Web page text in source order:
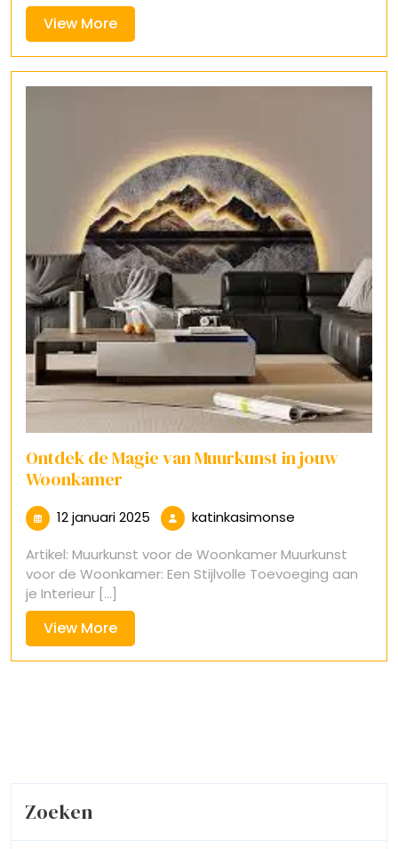
View MoreView
More
Ontdek de Magie van Muurkunst in jouw
Woonkamer
12 januari 2025
januari
2025
katinkasimonse
Artikel: Muurkunst voor de Woonkamer Muurkunst
voor de Woonkamer: Een Stijlvolle Toevoeging aan
je Interieur [...]
View MoreView
More
Zoeken